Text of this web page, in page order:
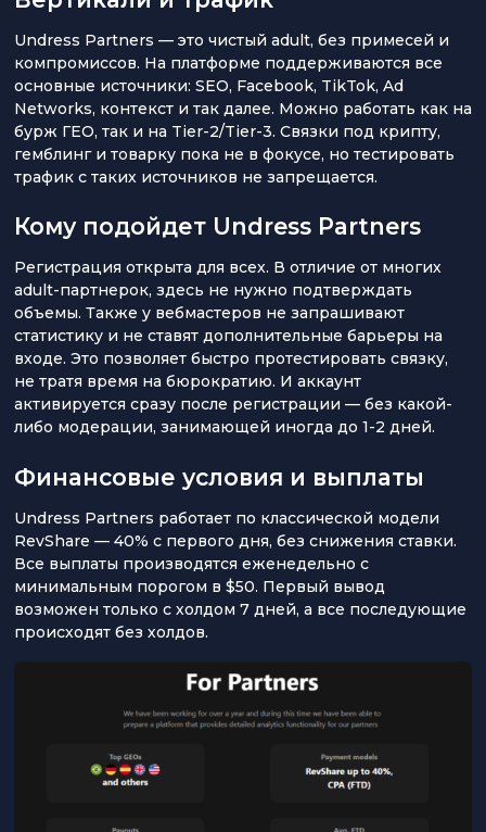
Undress Partners — это чистый adult, без примесей и
компромиссов. На платформе поддерживаются все
основные источники: SEO, Facebook, TikTok, Ad
Networks, контекст и так далее. Можно работать как на
бурж ГЕО, так и на Tier-2/Tier-3. Связки под крипту,
гемблинг и товарку пока не в фокусе, но тестировать
трафик с таких источников не запрещается.
Кому подойдет Undress Partners
Регистрация открыта для всех. В отличие от многих
adult-партнерок, здесь не нужно подтверждать
объемы. Также у вебмастеров не запрашивают
статистику и не ставят дополнительные барьеры на
входе. Это позволяет быстро протестировать связку,
не тратя время на бюрократию. И аккаунт
активируется сразу после регистрации — без какой-
либо модерации, занимающей иногда до 1-2 дней.
Финансовые условия и выплаты
Undress Partners работает по классической модели
RevShare — 40% с первого дня, без снижения ставки.
Все выплаты производятся еженедельно с
минимальным порогом в $50. Первый вывод
возможен только с холдом 7 дней, а все последующие
происходят без холдов.